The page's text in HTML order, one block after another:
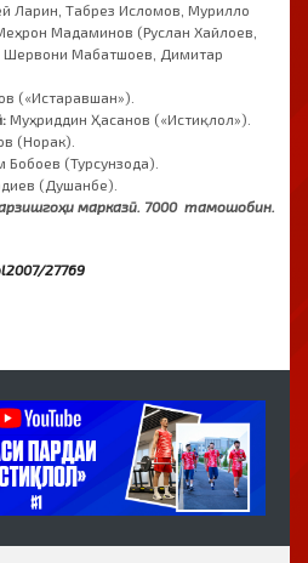
Ларин, Табрез Исломов, Мурилло
Мадаминов (Руслан Хайлоев,
Шервони Мабатшоев, Димитар
(«Истаравшан»).
Муҳриддин Ҳасанов («Истиқлол»).
(Норак).
Бобоев (Турсунзода).
(Душанбе).
марказӣ. 7000 тамошобин.
27769